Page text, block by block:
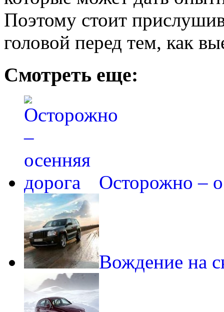
Поэтому стоит
головой перед тем, как
Смотреть еще:
Осторожно –
Вождение на